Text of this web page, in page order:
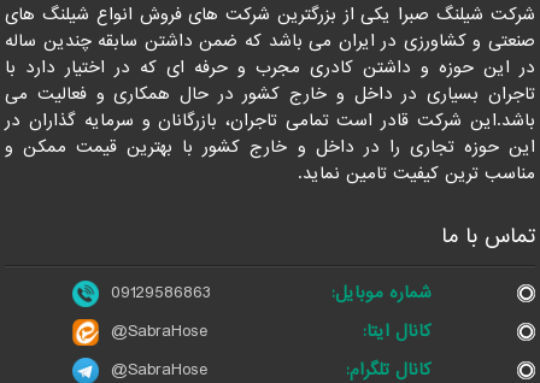
شرکت شیلنگ صبرا یکی از بزرگترین شرکت های فروش انواع شیلنگ های
صنعتی و کشاورزی در ایران می باشد که ضمن داشتن سابقه چندین ساله
در این حوزه و داشتن کادری مجرب و حرفه ای که در اختیار دارد با
تاجران بسیاری در داخل و خارج کشور در حال همکاری و فعالیت می
باشد.این شرکت قادر است تمامی تاجران، بازرگانان و سرمایه گذاران در
این حوزه تجاری را در داخل و خارج کشور با بهترین قیمت ممکن و
مناسب ترین کیفیت تامین نماید.
تماس با ما
شماره موبایل:
09129586863
کانال ایتا:
@SabraHose
کانال تلگرام:
@SabraHose